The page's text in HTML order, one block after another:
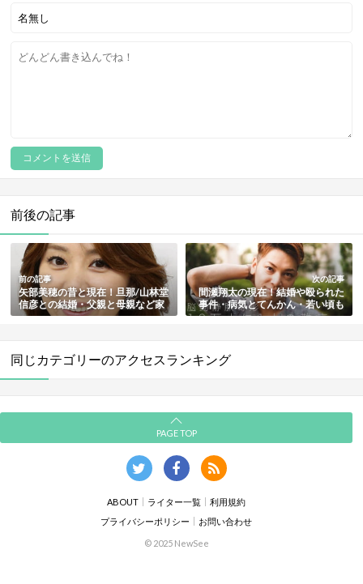
前後の記事
前の記事
矢部美穂の昔と現在！旦那/山林堂
信彦との結婚・父親と母親など家
族も総まとめ
次の記事
間瀬翔太の現在！結婚や殴られた
事件・病気とてんかん・若い頃も
総まとめ
同じカテゴリーのアクセスランキング
PAGE TOP
ABOUT ライター一覧
利用規約
プライバシーポリシー
お問い合わせ
© 2025 NewSee